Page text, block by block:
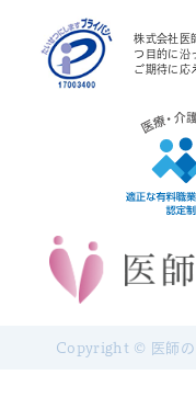
株式会社医
つ目的に沿
ご期待に応
Copyright © 医師の